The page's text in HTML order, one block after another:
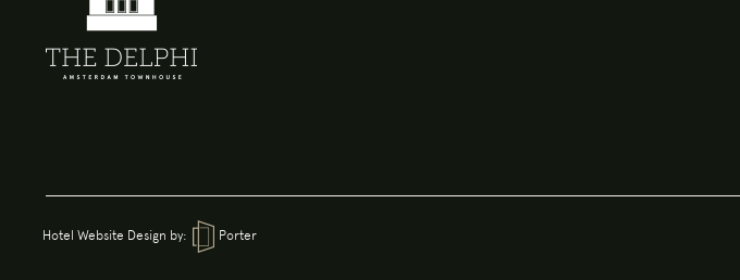
Hotel Website Design by: Porter